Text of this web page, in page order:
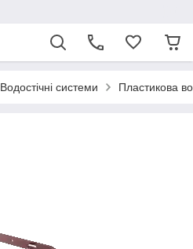
Водостічні системи Пластикова